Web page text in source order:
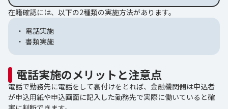
在籍確認には、以下の2種類の実施方法があります。
電話実施
書類実施
電話実施のメリットと注意点
電話で勤務先に電話をして裏付けをとれば、金融機関側は申込者
が申込用紙や申込画面に記入した勤務先で実際に働いていると確